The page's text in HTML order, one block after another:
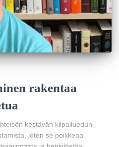
rakentaa
kestävän kilpailuedun
joten se poikkeaa